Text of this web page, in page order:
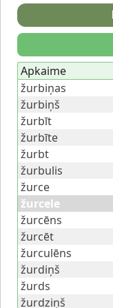
Apkaime
žurbiņas
žurbiņš
žurbīt
žurbīte
žurbt
žurbulis
žurce
žurcele
žurcēns
žurcēt
žurculēns
žurdiņš
žurds
žurdziņš